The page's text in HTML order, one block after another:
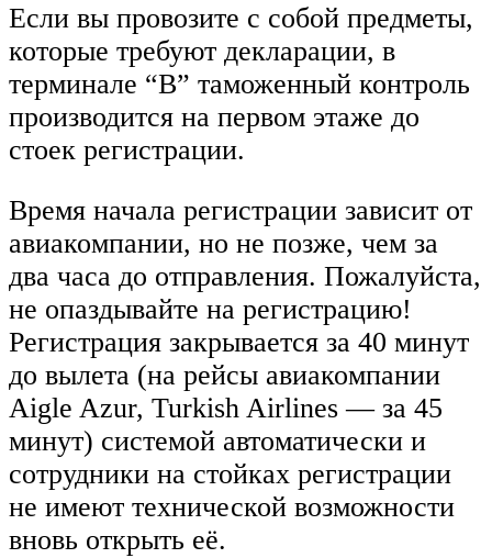
Если вы провозите с собой предметы,
которые требуют декларации, в
терминале “B” таможенный контроль
производится на первом этаже до
стоек регистрации.
Время начала регистрации зависит от
авиакомпании, но не позже, чем за
два часа до отправления. Пожалуйста,
не опаздывайте на регистрацию!
Регистрация закрывается за 40 минут
до вылета (на рейсы авиакомпании
Aigle Azur, Turkish Airlines — за 45
минут) системой автоматически и
сотрудники на стойках регистрации
не имеют технической возможности
вновь открыть её.